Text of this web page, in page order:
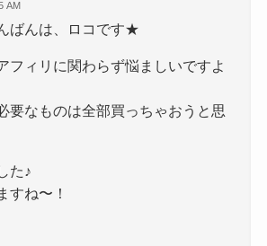
AM
ばんは、ロコです★
フィリに関わらず悩ましいですよ
要なものは全部買っちゃおうと思
た♪
すね〜！